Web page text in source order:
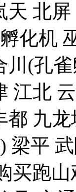
天 北
化机
川(孔
江北
都 九
梁平
买跑